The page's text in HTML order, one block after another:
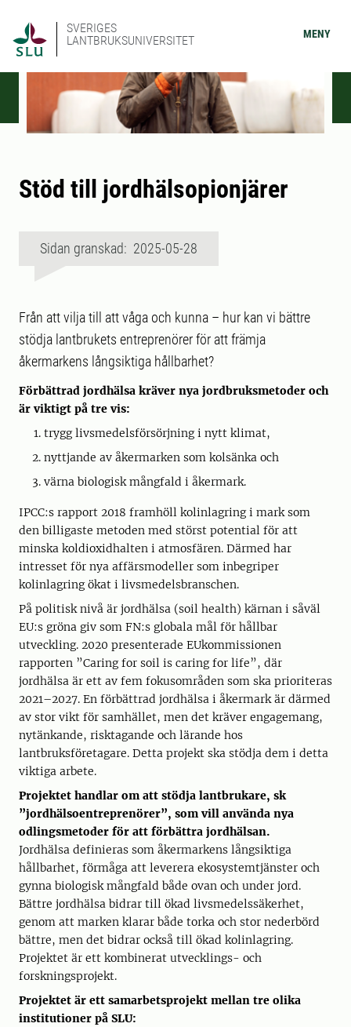
SVERIGES
LANTBRUKSUNIVERSITET
MENY
Stöd till jordhälsopionjärer
Sidan granskad: 2025-05-28
Från att vilja till att våga och kunna – hur kan vi bättre
stödja lantbrukets entreprenörer för att främja
åkermarkens långsiktiga hållbarhet?
Förbättrad jordhälsa kräver nya jordbruksmetoder och
är viktigt på tre vis:
trygg livsmedelsförsörjning i nytt klimat,
nyttjande av åkermarken som kolsänka och
värna biologisk mångfald i åkermark.
IPCC:s rapport 2018 framhöll kolinlagring i mark som
den billigaste metoden med störst potential för att
minska koldioxidhalten i atmosfären. Därmed har
intresset för nya affärsmodeller som inbegriper
kolinlagring ökat i livsmedelsbranschen.
På politisk nivå är jordhälsa (soil health) kärnan i såväl
EU:s gröna giv som FN:s globala mål för hållbar
utveckling. 2020 presenterade EUkommissionen
rapporten ”Caring for soil is caring for life”, där
jordhälsa är ett av fem fokusområden som ska prioriteras
2021–2027. En förbättrad jordhälsa i åkermark är därmed
av stor vikt för samhället, men det kräver engagemang,
nytänkande, risktagande och lärande hos
lantbruksföretagare. Detta projekt ska stödja dem i detta
viktiga arbete.
Projektet handlar om att stödja lantbrukare, sk
”jordhälsoentreprenörer”, som vill använda nya
odlingsmetoder för att förbättra jordhälsan.
Jordhälsa definieras som åkermarkens långsiktiga
hållbarhet, förmåga att leverera ekosystemtjänster och
gynna biologisk mångfald både ovan och under jord.
Bättre jordhälsa bidrar till ökad livsmedelssäkerhet,
genom att marken klarar både torka och stor nederbörd
bättre, men det bidrar också till ökad kolinlagring.
Projektet är ett kombinerat utvecklings- och
forskningsprojekt.
Projektet är ett samarbetsprojekt mellan tre olika
institutioner på SLU: